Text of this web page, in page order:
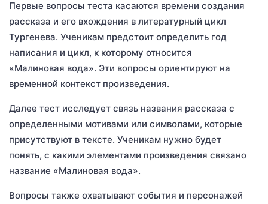
Первые вопросы теста касаются времени создания
рассказа и его вхождения в литературный цикл
Тургенева. Ученикам предстоит определить год
написания и цикл, к которому относится
«Малиновая вода». Эти вопросы ориентируют на
временной контекст произведения.
Далее тест исследует связь названия рассказа с
определенными мотивами или символами, которые
присутствуют в тексте. Ученикам нужно будет
понять, с какими элементами произведения связано
название «Малиновая вода».
Вопросы также охватывают события и персонажей